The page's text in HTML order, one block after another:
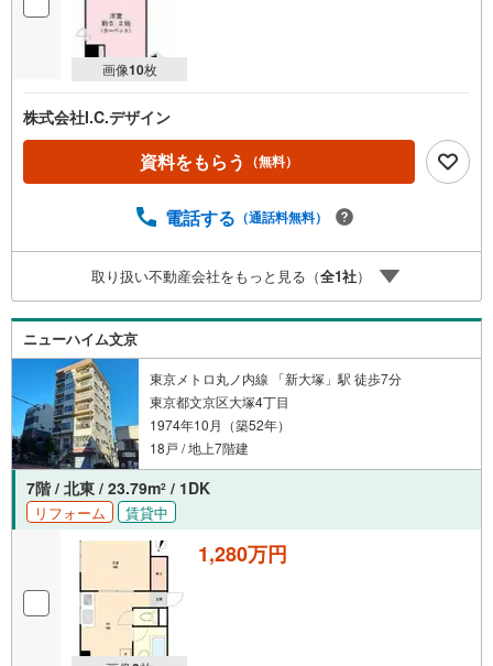
※yahoo！JAPAN IDでログインしてください
※Pay Payボーナスは出金と譲渡はできません
画像10枚
株式会社I.C.デザイン
資料をもらう （無料）
電話する （通話料無料）
取り扱い不動産会社をもっと見る（全1社）
ニューハイム文京
東京メトロ丸ノ内線 「新大塚」駅 徒歩7分
東京都文京区大塚4丁目
1974年10月（築52年）
18戸 / 地上7階建
7階 / 北東 / 23.79m2 / 1DK
リフォーム 賃貸中
1,280万円